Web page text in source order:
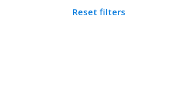
Reset filters